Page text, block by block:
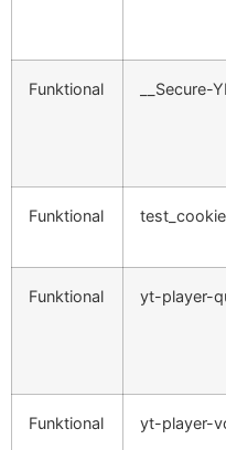
Funktional __Secure-
Funktional test_cookie
Funktional yt-player-
Funktional yt-player-